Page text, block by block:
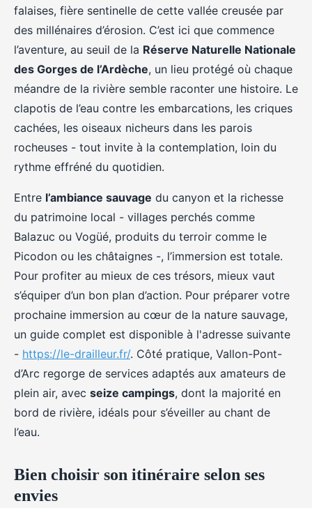
falaises, fière sentinelle de cette vallée creusée par
des millénaires d’érosion. C’est ici que commence
l’aventure, au seuil de la Réserve Naturelle Nationale
des Gorges de l’Ardèche, un lieu protégé où chaque
méandre de la rivière semble raconter une histoire. Le
clapotis de l’eau contre les embarcations, les criques
cachées, les oiseaux nicheurs dans les parois
rocheuses - tout invite à la contemplation, loin du
rythme effréné du quotidien.
Entre l’ambiance sauvage du canyon et la richesse
du patrimoine local - villages perchés comme
Balazuc ou Vogüé, produits du terroir comme le
Picodon ou les châtaignes -, l’immersion est totale.
Pour profiter au mieux de ces trésors, mieux vaut
s’équiper d’un bon plan d’action. Pour préparer votre
prochaine immersion au cœur de la nature sauvage,
un guide complet est disponible à l'adresse suivante
- https://le-drailleur.fr/. Côté pratique, Vallon-Pont-
d’Arc regorge de services adaptés aux amateurs de
plein air, avec seize campings, dont la majorité en
bord de rivière, idéals pour s’éveiller au chant de
l’eau.
Bien choisir son itinéraire selon ses
envies